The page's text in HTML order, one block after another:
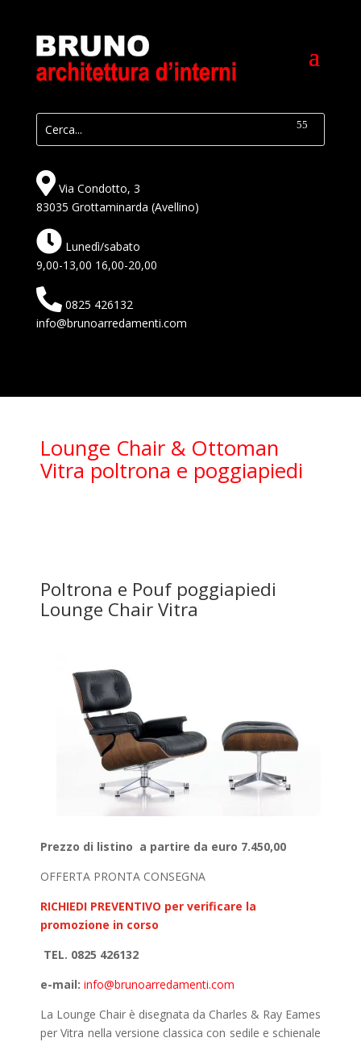
Via Condotto, 3
83035 Grottaminarda (Avellino)
Lunedì/sabato
9,00-13,00 16,00-20,00
0825 426132
info@brunoarredamenti.com
Lounge Chair & Ottoman
Vitra poltrona e poggiapiedi
Poltrona e Pouf poggiapiedi
Lounge Chair Vitra
Prezzo di listino a partire da euro 7.450,00
OFFERTA PRONTA CONSEGNA
RICHIEDI PREVENTIVO per verificare la
promozione in corso
TEL. 0825 426132
e-mail: info@brunoarredamenti.com
La Lounge Chair è disegnata da Charles & Ray Eames
per Vitra nella versione classica con sedile e schienale